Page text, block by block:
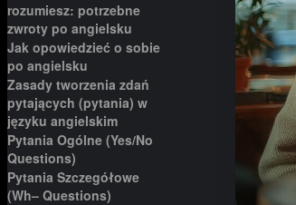
rozumiesz: potrzebne
zwroty po angielsku
Jak opowiedzieć o sobie
po angielsku
Zasady tworzenia zdań
pytających (pytania) w
języku angielskim
Pytania Ogólne (Yes/No
Questions)
Pytania Szczegółowe
(Wh– Questions)